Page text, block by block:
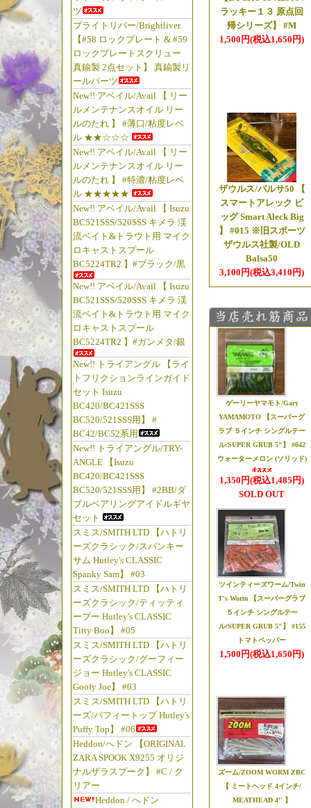
ツ
ブライトリバー/Brightliver
【#58 ロックプレート & #59
ロックプレートスクリュー
真鍮製 2点セット】 真鍮製リ
ールパーツ
New!! アベイル/Avail 【 リー
ルメンテナンスオイル リー
ルのたれ 】 #薄口/粘度レベ
ル ★★☆☆☆
New!! アベイル/Avail 【 リー
ルメンテナンスオイル リー
ルのたれ 】 #特濃/粘度レベ
ル ★★★★★
New!! アベイル/Avail 【 Isuzu
BC521SSS/520SSS キメラ 渓
流ベイト&トラウト用 マイク
ロキャストスプール
BC5224TR2 】#ブラック/黒
New!! アベイル/Avail 【 Isuzu
BC521SSS/520SSS キメラ 渓
流ベイト&トラウト用 マイク
ロキャストスプール
BC5224TR2 】#ガンメタ/銀
New!! トライアングル 【ライ
トフリクションラインガイド
セット Isuzu
BC420/BC421SSS
BC520/521SSS用】 #
BC42/BC52系用
New!! トライアングル/TRY-
ANGLE 【Isuzu
BC420/BC421SSS
BC520/521SSS用】 #2BB/ダ
ブルベアリングアイドルギヤ
セット
スミス/SMITH LTD 【ハトリ
ーズクラシック/スパンキー
サム Hutley's CLASSIC
Spanky Sam】 #03
スミス/SMITH LTD 【ハトリ
ーズクラシック/ティッティ
ーブー Hutley's CLASSIC
Titty Boo】 #05
スミス/SMITH LTD 【ハトリ
ーズクラシック/グーフィー
ジョー Hutley's CLASSIC
Goofy Joe】 #03
スミス/SMITH LTD 【ハトリ
ーズ/パフィートップ Hutley's
Puffy Top】 #06
Heddon/へドン 【ORIGINAL
ZARA SPOOK X9255 オリジ
ナルザラスプーク】 #C / ク
リアー
Heddon / へドン
【リバーマス
再入荷っ!!
☆2026年3
【◆OPM
【OPM
UPしました!!
【OPM
した!!
【OPM
しました!!
約36年前のフ
（笑）
「釣り具の松屋
松屋・兄ぃ。
☆2026年2月
【◆ブライトリ
【真鍮製
成っ!!
【真鍮製 ロッ
【ブライトリ
ましたっ!!
ブライトリバ
☆2026年1月
【◆五十鈴工業/
に
【五十鈴工業 x
【五十鈴工業 x
"五十鈴リール
（笑）"
☆2025年12
予約受付中!! 【
Gray
予約受付中!! 【
#Green/Gold
予約受付中!! 【
ASSY】
ラッキー１３ 原点回
帰シリーズ】 #M
1,500円(税込1,650円)
ザウルス/バルサ50 【
スマートアレック ビ
ッグ Smart Aleck Big
】 #015 ※旧スポーツ
ザウルス社製/OLD
Balsa50
3,100円(税込3,410円)
ゲーリーヤマモト/Gary
YAMAMOTO 【スーパーグ
ラブ ５インチ シングルテー
ル/SUPER GRUB 5"】 #042
ウォーターメロン (ソリッド)
1,350円(税込1,485円)
SOLD OUT
ツインティーズワーム/Twin
T's Worm 【スーパーグラブ
５インチ シングルテー
ル/SUPER GRUB 5"】 #155
トマトペッパー
1,500円(税込1,650円)
ズーム/ZOOM WORM ZBC
【 ミートヘッド 4インチ/
MEATHEAD 4'' 】